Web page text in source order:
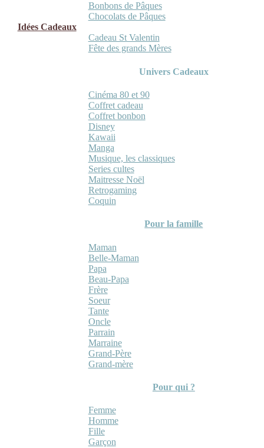
Bonbons de Pâques
Chocolats de Pâques
Idées Cadeaux
Cadeau St Valentin
Fête des grands Mères
Univers Cadeaux
Cinéma 80 et 90
Coffret cadeau
Coffret bonbon
Disney
Kawaii
Manga
Musique, les classiques
Series cultes
Maitresse Noël
Retrogaming
Coquin
Pour la famille
Maman
Belle-Maman
Papa
Beau-Papa
Frère
Soeur
Tante
Oncle
Parrain
Marraine
Grand-Père
Grand-mère
Pour qui ?
Femme
Homme
Fille
Garçon